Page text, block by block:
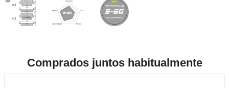
Comprados juntos habitualmente